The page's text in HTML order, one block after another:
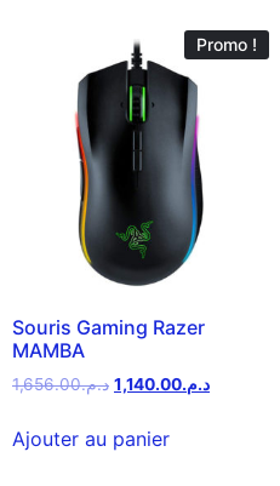
Promo !
Souris Gaming Razer
MAMBA
د.م.1,656.00 د.م.1,140.00
Ajouter au panier